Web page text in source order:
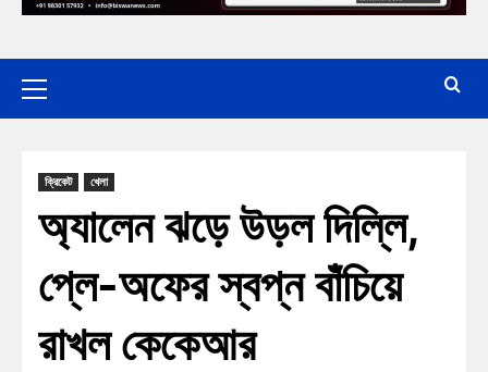
ক্রিকেট খেলা
অ্যালেন ঝড়ে উড়ল দিল্লি,
প্লে-অফের স্বপ্ন বাঁচিয়ে
রাখল কেকেআর